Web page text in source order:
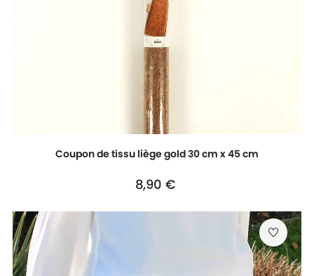
Coupon de tissu liège gold 30 cm x 45 cm
Prix
8,90 €